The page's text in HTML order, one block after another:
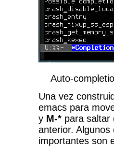
Auto-
Una vez
emacs para
y M-* para saltar
anterior.
importantes son